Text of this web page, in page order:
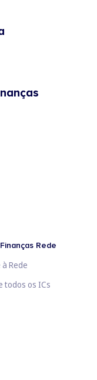
Rede
Rede
todos os ICs